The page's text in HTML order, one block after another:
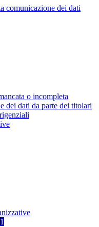
comunicazione dei dati
o incompleta
dei dati da parte dei titolari
1